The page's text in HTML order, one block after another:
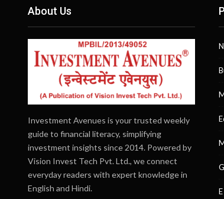
About Us
Investment Avenues is your trusted weekly
guide to financial literacy, simplifying
investment insights since 2014. Powered by
Vision Invest Tech Pvt. Ltd., we connect
everyday readers with expert knowledge in
English and Hindi.